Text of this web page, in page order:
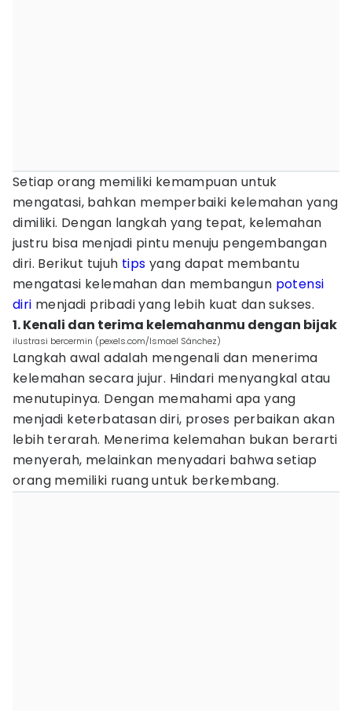
Setiap orang memiliki kemampuan untuk
mengatasi, bahkan memperbaiki kelemahan yang
dimiliki. Dengan langkah yang tepat, kelemahan
justru bisa menjadi pintu menuju pengembangan
diri. Berikut tujuh tips yang dapat membantu
mengatasi kelemahan dan membangun potensi
diri menjadi pribadi yang lebih kuat dan sukses.
1. Kenali dan terima kelemahanmu dengan bijak
ilustrasi bercermin (pexels.com/Ismael Sánchez)
Langkah awal adalah mengenali dan menerima
kelemahan secara jujur. Hindari menyangkal atau
menutupinya. Dengan memahami apa yang
menjadi keterbatasan diri, proses perbaikan akan
lebih terarah. Menerima kelemahan bukan berarti
menyerah, melainkan menyadari bahwa setiap
orang memiliki ruang untuk berkembang.